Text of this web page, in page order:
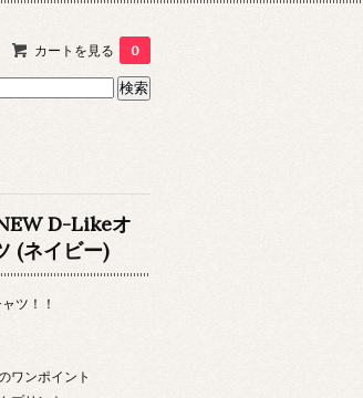
カートを見る 0
D-Likeオ
(ネイビー)
ツ！！
ワンポイント